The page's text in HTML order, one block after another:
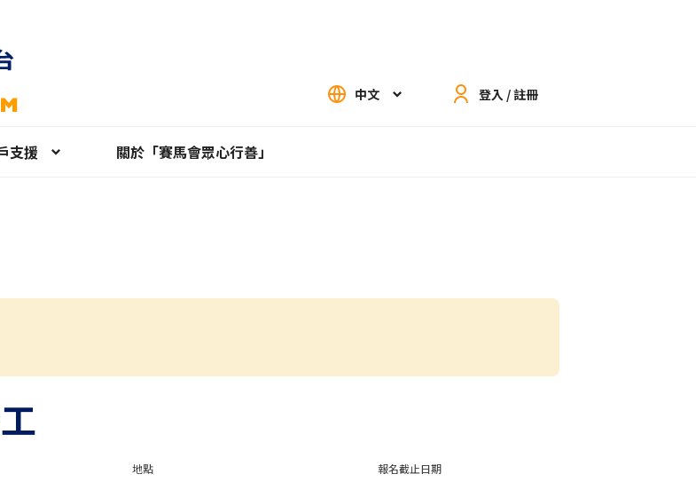
中文 登入 / 註冊
支援 關於「賽馬會眾心行善」
地點 報名截止日期